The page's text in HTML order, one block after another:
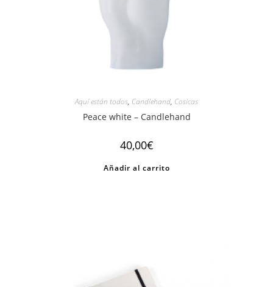
Aquí están todos, Candlehand, Cosicas
Peace white – Candlehand
40,00€
Añadir al carrito